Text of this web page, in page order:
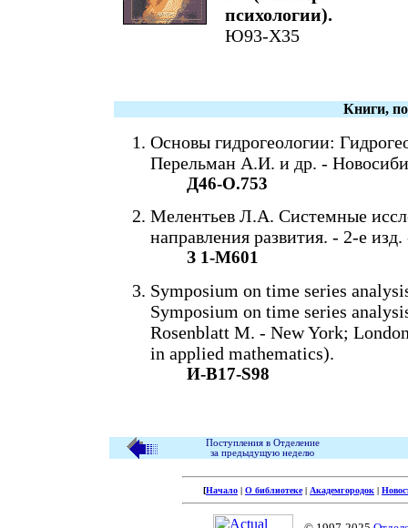
психологии).
Ю93-Х35
Книги,
Основы гидрогеологии:
Перельман А.И. и др. -
Д46-О.753
Мелентьев Л.А. Системные
направления развития. - 2-е
З 1-М601
Symposium on time series
Symposium on time series
Rosenblatt M. - New York;
in applied mathematics).
И-В17-S98
Поступления в Отделение
за предыдущую неделю
[Начало | О библиотеке| Академгородок |